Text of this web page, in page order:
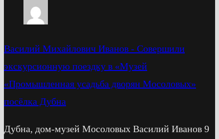
Василий Михайлович Иванов - Cовершили
экскурсионную поездку в «Музей
«Промышленная усадьба дворян Мосоловых»
посёлка Дубна
Дубна, дом-музей Мосоловых Василий Иванов 9